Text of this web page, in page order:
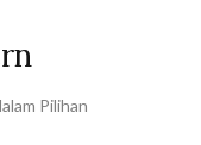
Pilihan